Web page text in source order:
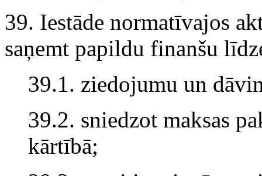
39. Iestāde normatīvajos
saņemt papildu finanšu
39.1. ziedojumu un
39.2. sniedzot maksas
kārtībā;